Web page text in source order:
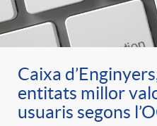
r
a
ó
p
e
t
e
n
l
i
c
Caixa
entitats millor
usuaris segons